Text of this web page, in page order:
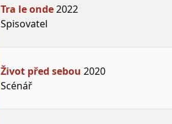
Tra le onde2022
Spisovatel
Život před sebou 2020
Scénář